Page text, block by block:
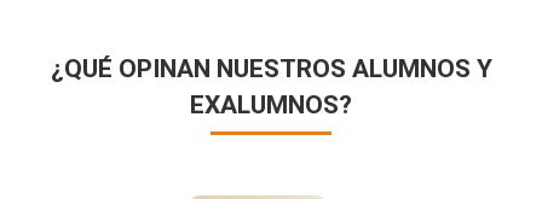
¿QUÉ OPINAN NUESTROS ALUMNOS Y
EXALUMNOS?